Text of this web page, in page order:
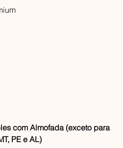
com Almofada (exceto para
PE e AL)